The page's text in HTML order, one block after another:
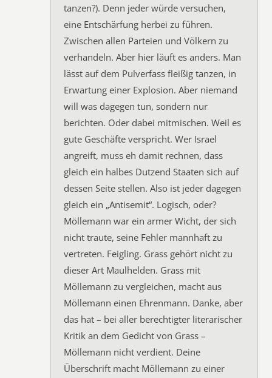
tanzen?). Denn jeder würde versuchen,
eine Entschärfung herbei zu führen.
Zwischen allen Parteien und Völkern zu
verhandeln. Aber hier läuft es anders. Man
lässt auf dem Pulverfass fleißig tanzen, in
Erwartung einer Explosion. Aber niemand
will was dagegen tun, sondern nur
berichten. Oder dabei mitmischen. Weil es
gute Geschäfte verspricht. Wer Israel
angreift, muss eh damit rechnen, dass
gleich ein halbes Dutzend Staaten sich auf
dessen Seite stellen. Also ist jeder dagegen
gleich ein „Antisemit“. Logisch, oder?
Möllemann war ein armer Wicht, der sich
nicht traute, seine Fehler mannhaft zu
vertreten. Feigling. Grass gehört nicht zu
dieser Art Maulhelden. Grass mit
Möllemann zu vergleichen, macht aus
Möllemann einen Ehrenmann. Danke, aber
das hat – bei aller berechtigter literarischer
Kritik an dem Gedicht von Grass –
Möllemann nicht verdient. Deine
Überschrift macht Möllemann zu einer